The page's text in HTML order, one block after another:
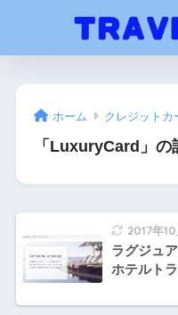
ホーム クレジットカ
「LuxuryCard」の
2017年10
ラグジュ
ホテルト